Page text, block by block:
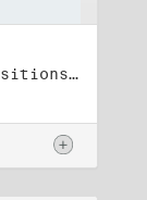
Titel: DDR-Friedens-und Oppositionsbewegung (3)